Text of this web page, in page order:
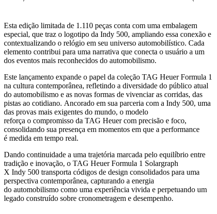
Esta edição limitada de 1.110 peças conta com uma embalagem
especial, que traz o logotipo da Indy 500, ampliando essa conexão e
contextualizando o relógio em seu universo automobilístico. Cada
elemento contribui para uma narrativa que conecta o usuário a um
dos eventos mais reconhecidos do automobilismo.
Este lançamento expande o papel da coleção TAG Heuer Formula 1
na cultura contemporânea, refletindo a diversidade do público atual
do automobilismo e as novas formas de vivenciar as corridas, das
pistas ao cotidiano. Ancorado em sua parceria com a Indy 500, uma
das provas mais exigentes do mundo, o modelo
reforça o compromisso da TAG Heuer com precisão e foco,
consolidando sua presença em momentos em que a performance
é medida em tempo real.
Dando continuidade a uma trajetória marcada pelo equilíbrio entre
tradição e inovação, o TAG Heuer Formula 1 Solargraph
X Indy 500 transporta códigos de design consolidados para uma
perspectiva contemporânea, capturando a energia
do automobilismo como uma experiência vivida e perpetuando um
legado construído sobre cronometragem e desempenho.